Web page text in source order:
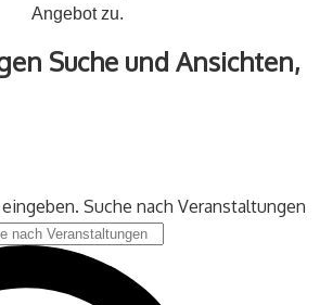
Angebot zu.
Suche und Ansichten,
Suche nach Veranstaltungen